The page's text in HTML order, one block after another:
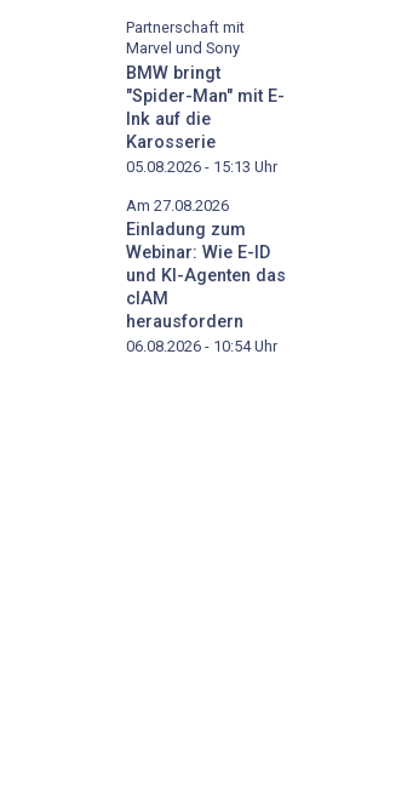
Partnerschaft mit
Marvel und Sony
BMW bringt
"Spider-Man" mit E-
Ink auf die
Karosserie
05.08.2026 - 15:13 Uhr
Am 27.08.2026
Einladung zum
Webinar: Wie E-ID
und KI-Agenten das
cIAM
herausfordern
06.08.2026 - 10:54Uhr